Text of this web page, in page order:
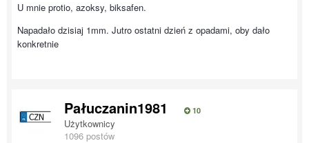
U mnie protio, azoksy, biksafen.
Napadało dzisiaj 1mm. Jutro ostatni dzień z opadami, oby dało
konkretnie
Pałuczanin1981 10
Użytkownicy
1096 postów